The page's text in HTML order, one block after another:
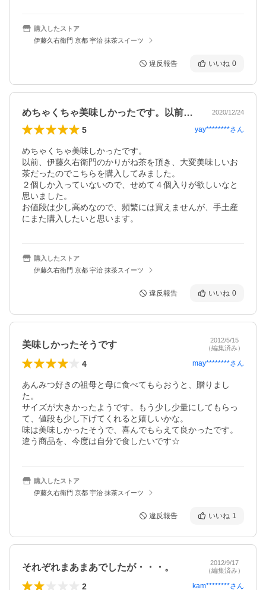
購入したストア
伊藤久右衛門 京都 宇治 抹茶スイーツ
違反報告 いいね 0
めちゃくちゃ美味しかったです。以前、伊… 2020/12/24
5 yay********さん
めちゃくちゃ美味しかったです。
以前、伊藤久右衛門のかりがね茶を頂き、大変美味しいお
茶だったのでこちらを購入してみました。
２個しか入っていないので、せめて４個入りが欲しいなと
思いました。
お値段は少し高めなので、頻繁には買えませんが、手土産
にまた購入したいと思います。
購入したストア
伊藤久右衛門 京都 宇治 抹茶スイーツ
違反報告 いいね 0
美味しかったそうです
2012/5/15
（編集済み）
4 may********さん
あんみつ好きの祖母と母に食べてもらおうと、贈りまし
た。
サイズが大きかったようです。もう少し少量にしてもらっ
て、値段も少し下げてくれると嬉しいかな。
味は美味しかったそうで、喜んでもらえて良かったです。
違う商品を、今度は自分で食したいです☆
購入したストア
伊藤久右衛門 京都 宇治 抹茶スイーツ
違反報告 いいね 1
それぞれまあまあでしたが・・・。
2012/9/17
（編集済み）
2 kam********さん